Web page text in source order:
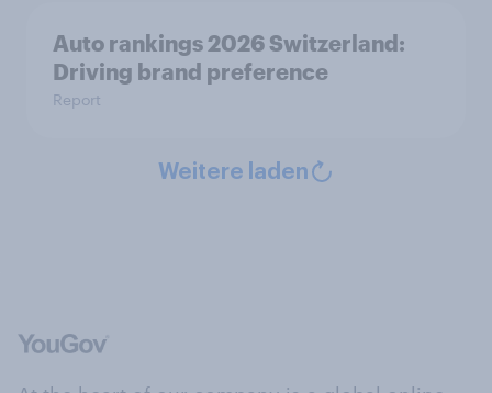
Auto rankings 2026 Switzerland:
Driving brand preference
Report
Weitere laden